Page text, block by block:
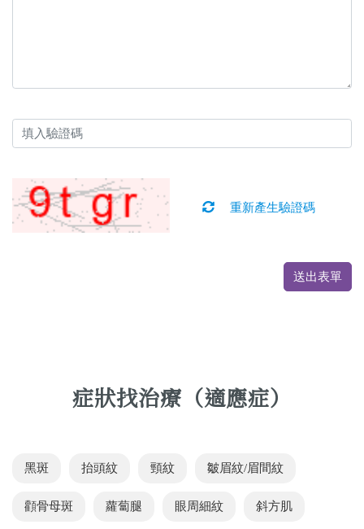
重新產生驗證碼
送出表單
症狀找治療（適應症）
黑斑 抬頭紋 頸紋 皺眉紋/眉間紋
顴骨母斑 蘿蔔腿 眼周細紋 斜方肌